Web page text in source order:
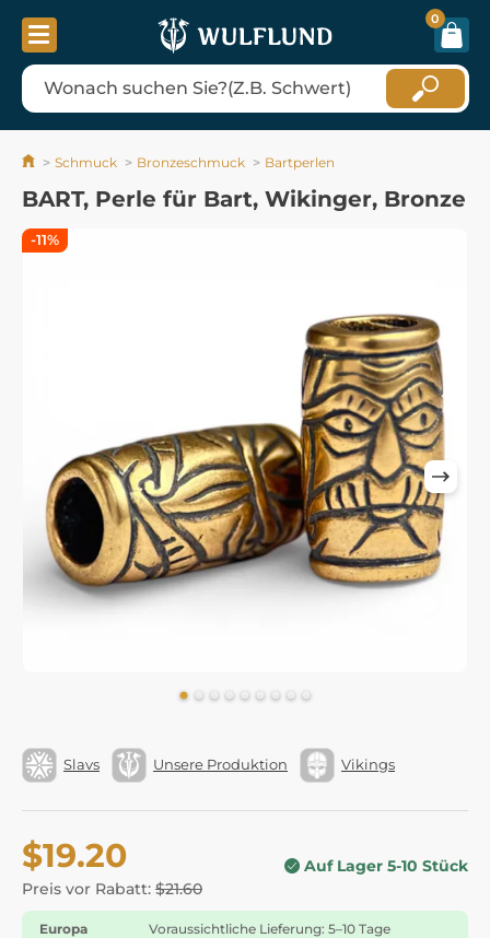
0
Schmuck Bronzeschmuck Bartperlen
BART, Perle für Bart, Wikinger, Bronze
Slavs Unsere Produktion Vikings
$19.20
Preis vor Rabatt: $21.60
Auf Lager 5-10 Stück
Europa
Voraussichtliche Lieferung: 5–10 Tage
-11%